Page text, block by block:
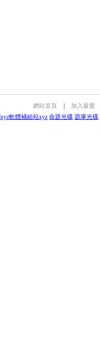
網站首頁
加入最愛
xyz軟體補給站xyz 命題光碟 題庫光碟